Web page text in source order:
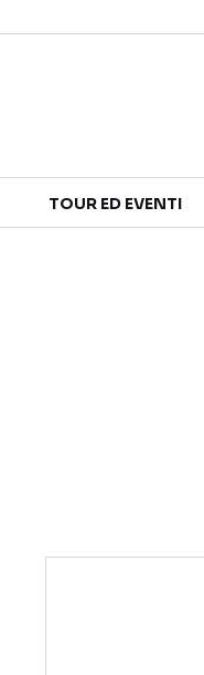
TOUR ED EVENTI